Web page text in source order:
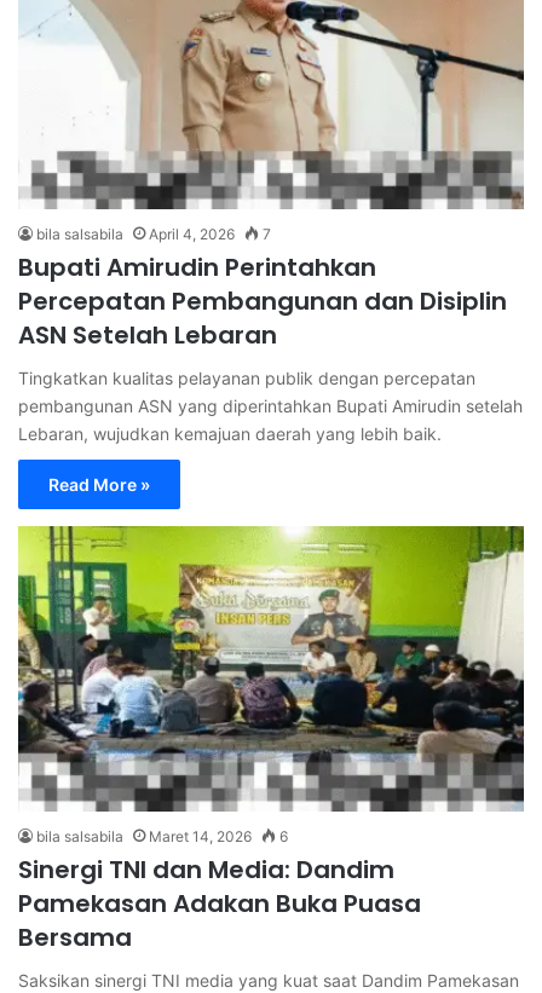
bila salsabila April 4, 2026 7
Bupati Amirudin Perintahkan
Percepatan Pembangunan dan Disiplin
ASN Setelah Lebaran
Tingkatkan kualitas pelayanan publik dengan percepatan
pembangunan ASN yang diperintahkan Bupati Amirudin setelah
Lebaran, wujudkan kemajuan daerah yang lebih baik.
Read More »
bila salsabila Maret 14, 2026 6
Sinergi TNI dan Media: Dandim
Pamekasan Adakan Buka Puasa
Bersama
Saksikan sinergi TNI media yang kuat saat Dandim Pamekasan